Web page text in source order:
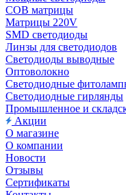
COB матрицы
Матрицы 220V
SMD светодиоды
Линзы для светодиодов
Светодиоды выводные
Оптоволокно
Светодиодные
Светодиодные гирлянды
Промышленное и
Акции
О магазине
О компании
Новости
Отзывы
Сертификаты